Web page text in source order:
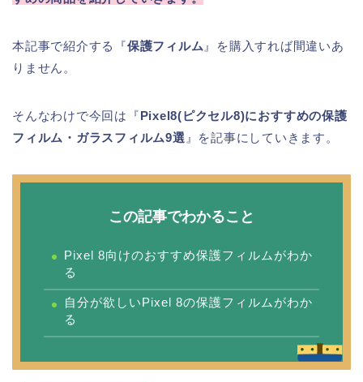
本記事で紹介する『保護フィルム 』を購入すれば間違いあ
りません。
そんなわけで今回は『Pixel8(ピクセル8)におすすめの保護
フィルム・ガラスフィルム9選 』を記事にしていきます。
この記事でわかること
Pixel 8向けのおすすめ保護フィルムがわか
る
自分が欲しいPixel 8の保護フィルムがわか
る